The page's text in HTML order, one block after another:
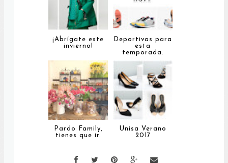
¡Abrígate este
invierno!
Deportivas para
esta
temporada.
Pardo Family,
tienes que ir.
Unisa Verano
2017